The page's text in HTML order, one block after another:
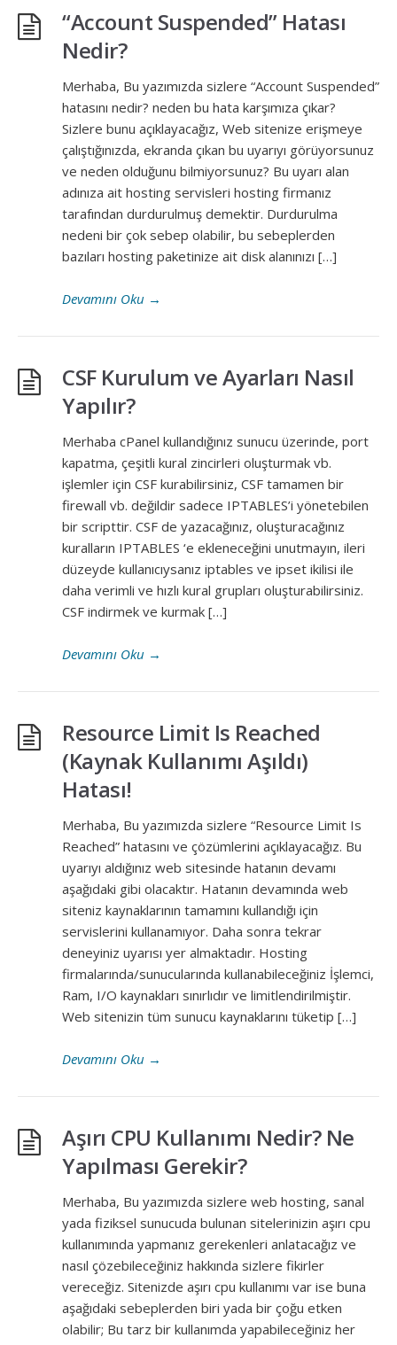
“Account Suspended” Hatası
Nedir?
Merhaba, Bu yazımızda sizlere “Account Suspended”
hatasını nedir? neden bu hata karşımıza çıkar?
Sizlere bunu açıklayacağız, Web sitenize erişmeye
çalıştığınızda, ekranda çıkan bu uyarıyı görüyorsunuz
ve neden olduğunu bilmiyorsunuz? Bu uyarı alan
adınıza ait hosting servisleri hosting firmanız
tarafından durdurulmuş demektir. Durdurulma
nedeni bir çok sebep olabilir, bu sebeplerden
bazıları hosting paketinize ait disk alanınızı […]
Devamını Oku →
CSF Kurulum ve Ayarları Nasıl
Yapılır?
Merhaba cPanel kullandığınız sunucu üzerinde, port
kapatma, çeşitli kural zincirleri oluşturmak vb.
işlemler için CSF kurabilirsiniz, CSF tamamen bir
firewall vb. değildir sadece IPTABLES’i yönetebilen
bir scripttir. CSF de yazacağınız, oluşturacağınız
kuralların IPTABLES ‘e ekleneceğini unutmayın, ileri
düzeyde kullanıcıysanız iptables ve ipset ikilisi ile
daha verimli ve hızlı kural grupları oluşturabilirsiniz.
CSF indirmek ve kurmak […]
Devamını Oku →
Resource Limit Is Reached
(Kaynak Kullanımı Aşıldı)
Hatası!
Merhaba, Bu yazımızda sizlere “Resource Limit Is
Reached” hatasını ve çözümlerini açıklayacağız. Bu
uyarıyı aldığınız web sitesinde hatanın devamı
aşağıdaki gibi olacaktır. Hatanın devamında web
siteniz kaynaklarının tamamını kullandığı için
servislerini kullanamıyor. Daha sonra tekrar
deneyiniz uyarısı yer almaktadır. Hosting
firmalarında/sunucularında kullanabileceğiniz İşlemci,
Ram, I/O kaynakları sınırlıdır ve limitlendirilmiştir.
Web sitenizin tüm sunucu kaynaklarını tüketip […]
Devamını Oku →
Aşırı CPU Kullanımı Nedir? Ne
Yapılması Gerekir?
Merhaba, Bu yazımızda sizlere web hosting, sanal
yada fiziksel sunucuda bulunan sitelerinizin aşırı cpu
kullanımında yapmanız gerekenleri anlatacağız ve
nasıl çözebileceğiniz hakkında sizlere fikirler
vereceğiz. Sitenizde aşırı cpu kullanımı var ise buna
aşağıdaki sebeplerden biri yada bir çoğu etken
olabilir; Bu tarz bir kullanımda yapabileceğiniz her